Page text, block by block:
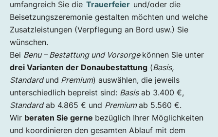
umfangreich Sie die Trauerfeier und/oder die
Beisetzungszeremonie gestalten möchten und welche
Zusatzleistungen (Verpflegung an Bord usw.) Sie
wünschen.
Bei Benu – Bestattung und Vorsorge können Sie unter
drei Varianten der Donaubestattung (Basis,
Standardund Premium) auswählen, die jeweils
unterschiedlich bepreist sind: Basisab 3.400 €,
Standardab 4.865 € und Premiumab 5.560 €.
Wir beraten Sie gerne bezüglich Ihrer Möglichkeiten
und koordinieren den gesamten Ablauf mit dem